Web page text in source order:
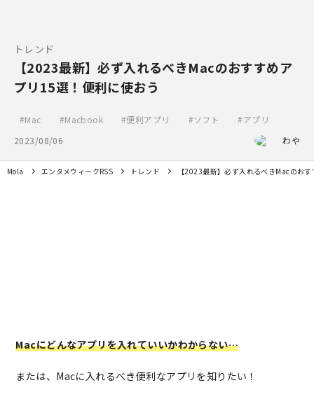
トレンド
【2023最新】必ず入れるべきMacのおすすめア
プリ15選！便利に使おう
Mac Macbook 便利アプリ ソフト
アプリ
2023/08/06
わや
Mola エンタメウィークRSS トレンド 【2023最新】必ず入れるべきMacのお
Macにどんなアプリを入れていいかわからない…
または、Macに入れるべき便利なアプリを知りたい！